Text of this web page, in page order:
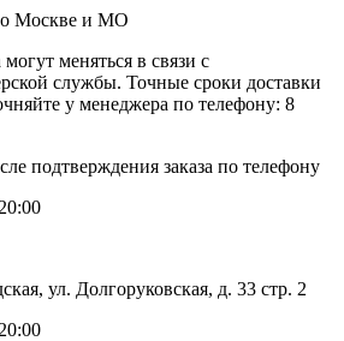
Москве и МО
меняться в связи с
службы. Точные сроки доставки
у менеджера по телефону: 8
подтверждения заказа по телефону
ул. Долгоруковская, д. 33 стр. 2